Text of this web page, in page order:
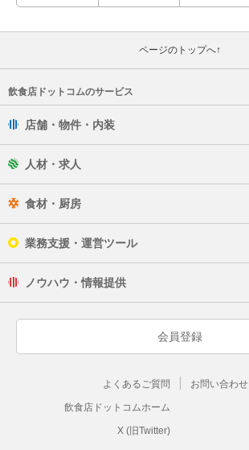
ページのトップへ↑
飲食店ドットコムのサービス
店舗・物件・内装
人材・求人
食材・厨房
業務支援・運営ツール
ノウハウ・情報提供
会員登録
よくあるご質問 お問い合わせ
飲食店ドットコムホーム
X (旧Twitter)